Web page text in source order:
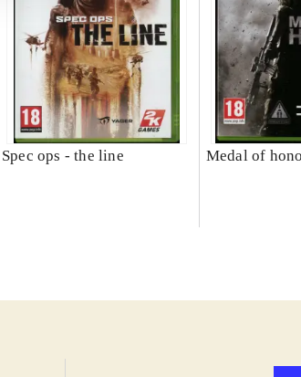
Spec ops - the line Medal of